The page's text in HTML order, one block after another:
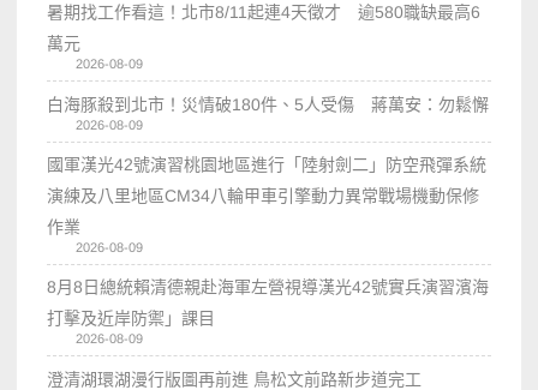
暑期找工作看這！北市8/11起連4天徵才 逾580職缺最高6
萬元
2026-08-09
白海豚殺到北市！災情破180件、5人受傷 蔣萬安：勿鬆懈
2026-08-09
國軍漢光42號演習桃園地區進行「陸射劍二」防空飛彈系統
演練及八里地區CM34八輪甲車引擎動力異常戰場機動保修
作業
2026-08-09
8月8日總統賴清德親赴海軍左營視導漢光42號實兵演習濱海
打擊及近岸防禦」課目
2026-08-09
澄清湖環湖漫行版圖再前進 鳥松文前路新步道完工